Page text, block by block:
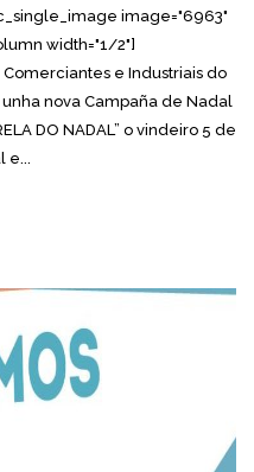
image="6963"
width="1/2"]
e Industriais do
nova Campaña de Nadal
DO NADAL” o vindeiro 5 de
e...